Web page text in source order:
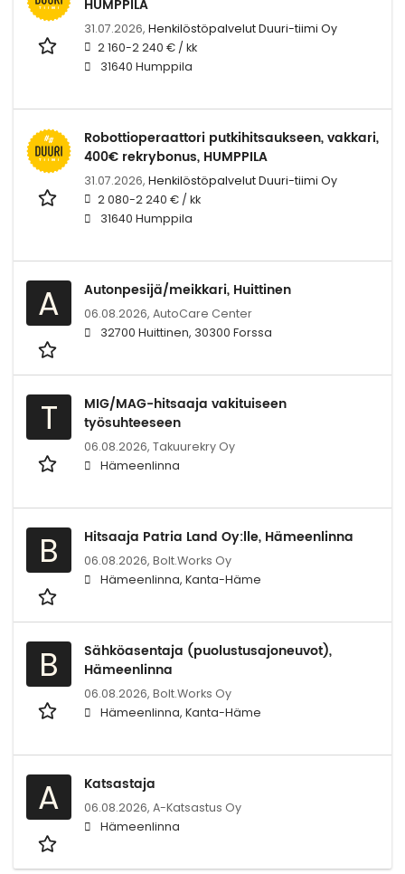
HUMPPILA
31.07.2026, Henkilöstöpalvelut Duuri-tiimi Oy
2 160-2 240 € / kk
31640 Humppila
Robottioperaattori putkihitsaukseen, vakkari,
400€ rekrybonus, HUMPPILA
31.07.2026, Henkilöstöpalvelut Duuri-tiimi Oy
2 080-2 240 € / kk
31640 Humppila
A Autonpesijä/meikkari, Huittinen
06.08.2026, AutoCare Center
32700 Huittinen, 30300 Forssa
T
MIG/MAG-hitsaaja vakituiseen
työsuhteeseen
06.08.2026, Takuurekry Oy
Hämeenlinna
B Hitsaaja Patria Land Oy:lle, Hämeenlinna
06.08.2026, Bolt.Works Oy
Hämeenlinna, Kanta-Häme
B
Sähköasentaja (puolustusajoneuvot),
Hämeenlinna
06.08.2026, Bolt.Works Oy
Hämeenlinna, Kanta-Häme
A Katsastaja
06.08.2026, A-Katsastus Oy
Hämeenlinna